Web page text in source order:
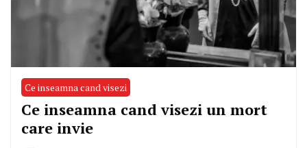
Ce inseamna cand visezi
Ce inseamna cand visezi un mort
care invie